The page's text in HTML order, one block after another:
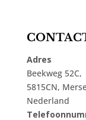
Adres
Beekweg 52C,
5815CN,
Nederland